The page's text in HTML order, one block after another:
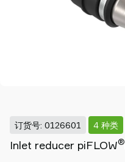
订货号: 0126601 4 种类
Inlet reducer piFLOW®
Group
联